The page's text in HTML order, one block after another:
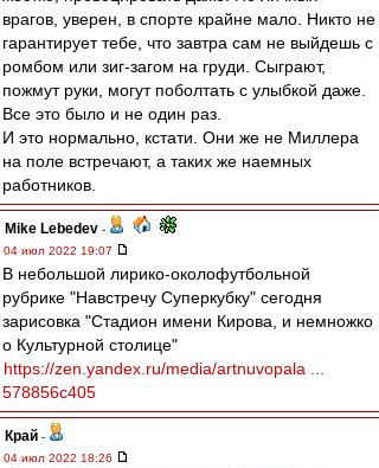
врагов, уверен, в спорте крайне мало. Никто не
гарантирует тебе, что завтра сам не выйдешь с
ромбом или зиг-загом на груди. Сыграют,
пожмут руки, могут поболтать с улыбкой даже.
Все это было и не один раз.
И это нормально, кстати. Они же не Миллера
на поле встречают, а таких же наемных
работников.
Mike Lebedev -
04 июл 2022 19:07
В небольшой лирико-околофутбольной
рубрике "Навстречу Суперкубку" сегодня
зарисовка "Стадион имени Кирова, и немножко
о Культурной столице"
https://zen.yandex.ru/media/artnuvopala ...
578856c405
Край -
04 июл 2022 18:26